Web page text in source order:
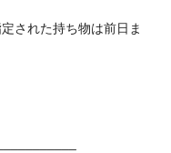
など、無理なく働きや
された持ち物は前日ま